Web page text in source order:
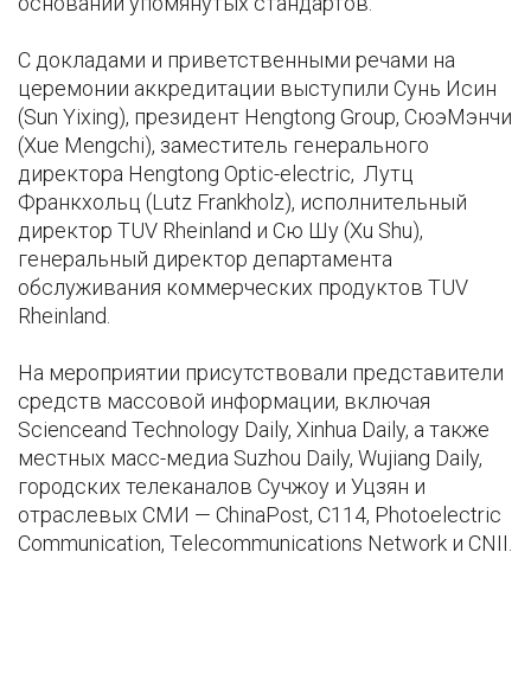
С докладами и приветственными речами на
церемонии аккредитации выступили Сунь Исин
(Sun Yixing), президент Hengtong Group, СюэМэнчи
(Xue Mengchi), заместитель генерального
директора Hengtong Optic-electric, Лутц
Франкхольц (Lutz Frankholz), исполнительный
директор TUV Rheinland и Сю Шу (Xu Shu),
генеральный директор департамента
обслуживания коммерческих продуктов TUV
Rheinland.
На мероприятии присутствовали представители
средств массовой информации, включая
Scienceand Technology Daily, Xinhua Daily, а также
местных масс-медиа Suzhou Daily, Wujiang Daily,
городских телеканалов Сучжоу и Уцзян и
отраслевых СМИ — ChinaPost, C114, Photoelectric
Communication, Telecommunications Network и CNII.